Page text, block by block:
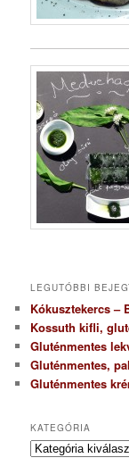
LEGUTÓBBI
Kókusztekercs –
Kossuth kifli,
Gluténmentes
Gluténmentes,
Gluténmentes
KATEGÓRIA
K